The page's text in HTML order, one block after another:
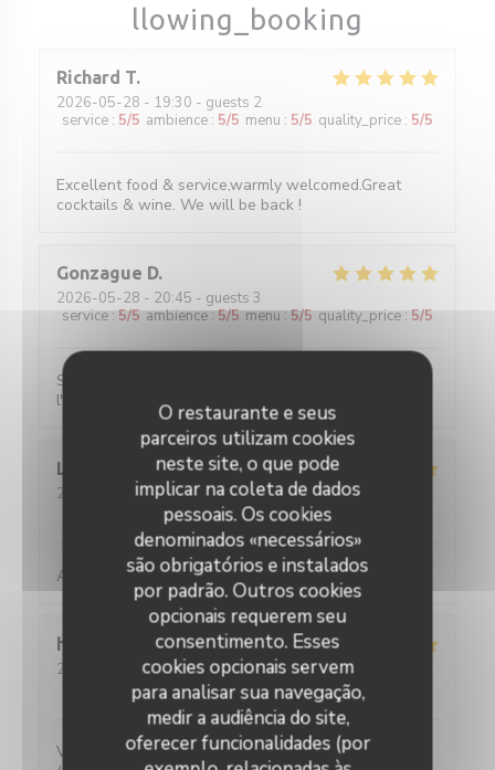
O restaurante e seus
parceiros utilizam cookies
neste site, o que pode
implicar na coleta de dados
pessoais. Os cookies
denominados «necessários»
são obrigatórios e instalados
por padrão. Outros cookies
opcionais requerem seu
consentimento. Esses
cookies opcionais servem
para analisar sua navegação,
medir a audiência do site,
oferecer funcionalidades (por
llowing_booking
Richard T
2026-05-28 - 19:30 - guests 2
service : 5/5 ambience : 5/5 menu : 5/5 quality_price : 5/5
Excellent food & service,warmly welcomed.Great
cocktails & wine. We will be back !
Gonzague D
2026-05-28 - 20:45 - guests 3
service:5/5 ambience:5/5 menu:5/5 quality_price:5/5
Super bon, service impeccable. Un restau qui met a
l'honneur le savoir faire français de l'art culinaire.
Louise
2026-05-25- 19:45 - guests 2
ambience:5/5 menu:5/5 quality_price
Absolument parfait, comme toujours !
hans
2026-05-27
- 20:30 - guests 2
/5 ambience:4/5 menu:5/5 quality_price
Verrassende gerechten voor een eerlijke prijs. Water